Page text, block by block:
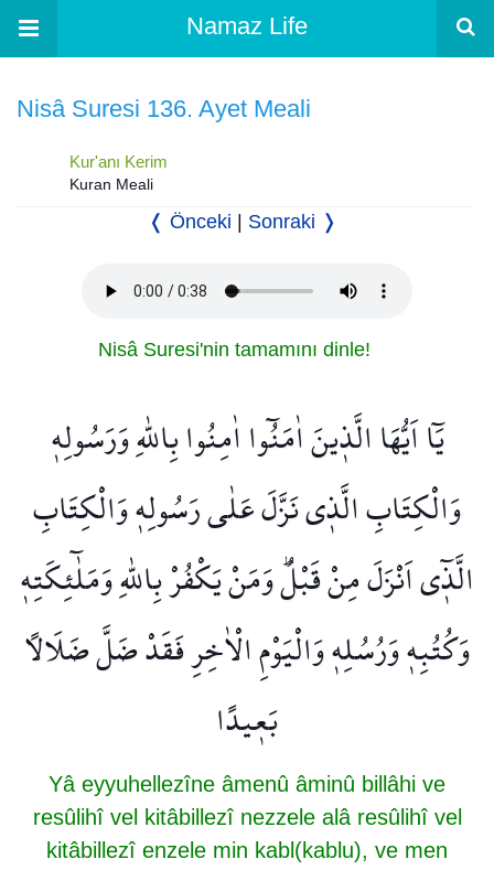
Namaz Life
Nisâ Suresi 136. Ayet Meali
Kur'anı Kerim
Kuran Meali
❬ Önceki Sonraki ❭
Nisâ Suresi'nin tamamını dinle!
يَٓا اَيُّهَا الَّذ۪ينَ اٰمَنُٓوا اٰمِنُوا بِاللّٰهِ وَرَسُولِه۪
وَالْكِتَابِ الَّذ۪ي نَزَّلَ عَلٰى رَسُولِه۪ وَالْكِتَابِ
الَّذ۪ٓي اَنْزَلَ مِنْ قَبْلُۜ وَمَنْ يَكْفُرْ بِاللّٰهِ وَمَلٰٓئِكَتِه۪
وَكُتُبِه۪ وَرُسُلِه۪ وَالْيَوْمِ الْاٰخِرِ فَقَدْ ضَلَّ ضَلَالًا
بَع۪يدًا
Yâ eyyuhellezîne âmenû âminû billâhi ve
resûlihî vel kitâbillezî nezzele alâ resûlihî vel
kitâbillezî enzele min kabl(kablu), ve men